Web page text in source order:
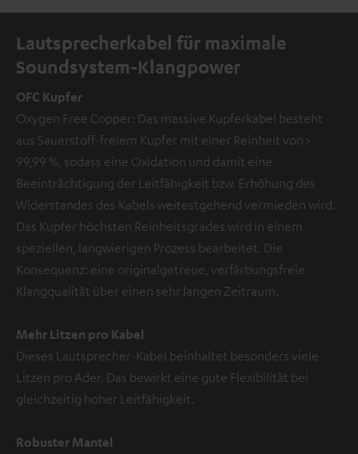
Lautsprecherkabel für maximale
Soundsystem-Klangpower
OFC Kupfer
Oxygen Free Copper: Das massive Kupferkabel besteht
aus Sauerstoff-freiem Kupfer mit einer Reinheit von >
99,99 %, sodass eine Oxidation und damit eine
Beeinträchtigung der Leitfähigkeit bzw. Erhöhung des
Widerstandes des Kabels weitestgehend vermieden wird.
Das Kupfer höchsten Reinheitsgrades wird in einem
speziellen, langwierigen Prozess bearbeitet. Die
Konsequenz: eine originalgetreue, verfärbungsfreie
Klangqualität über einen sehr langen Zeitraum.
Mehr Litzen pro Kabel
Dieses Lautsprecher-Kabel beinhaltet besonders viele
Litzen pro Ader. Das bewirkt eine gute Flexibilität bei
gleichzeitig hoher Leitfähigkeit.
Robuster Mantel